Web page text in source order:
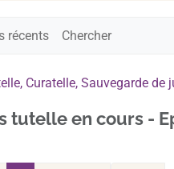
récents Chercher
Curatelle, Sauvegarde de
tutelle en cours -